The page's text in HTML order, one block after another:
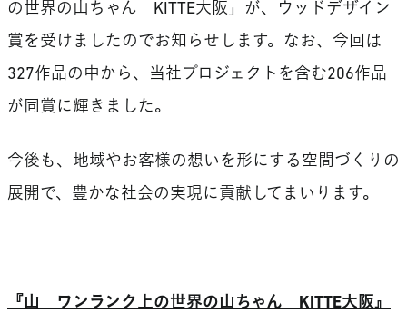
の世界の山ちゃん KITTE大阪」が、ウッドデザイン
賞を受けましたのでお知らせします。なお、今回は
327作品の中から、当社プロジェクトを含む206作品
が同賞に輝きました。
今後も、地域やお客様の想いを形にする空間づくりの
展開で、豊かな社会の実現に貢献してまいります。
『山 ワンランク上の世界の山ちゃん KITTE大阪』